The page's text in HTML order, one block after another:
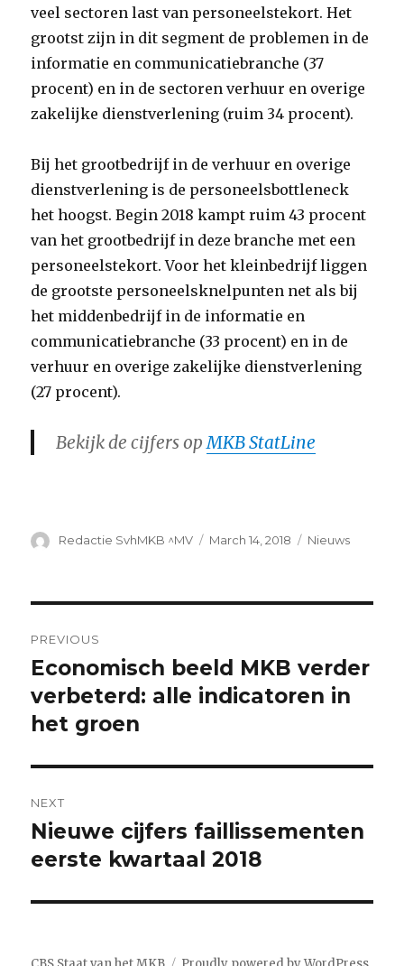
veel sectoren last van personeelstekort. Het
grootst zijn in dit segment de problemen in de
informatie en communicatiebranche (37
procent) en in de sectoren verhuur en overige
zakelijke dienstverlening (ruim 34 procent).
Bij het grootbedrijf in de verhuur en overige
dienstverlening is de personeelsbottleneck
het hoogst. Begin 2018 kampt ruim 43 procent
van het grootbedrijf in deze branche met een
personeelstekort. Voor het kleinbedrijf liggen
de grootste personeelsknelpunten net als bij
het middenbedrijf in de informatie en
communicatiebranche (33 procent) en in de
verhuur en overige zakelijke dienstverlening
(27 procent).
Bekijk de cijfers opMKB StatLine
Author
Redactie SvhMKB ^MV
Posted
March 14, 2018 Categories
Nieuws
navigation
PREVIOUS
Previous
post:
Economisch beeld MKB verder
verbeterd: alle indicatoren in
het groen
NEXT
Next
post:
Nieuwe cijfers faillissementen
eerste kwartaal 2018